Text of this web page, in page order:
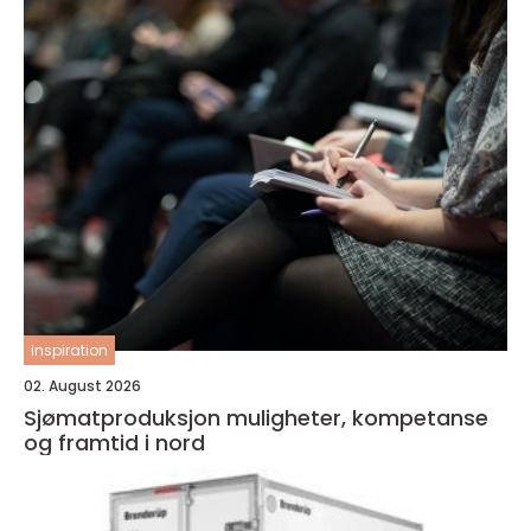
inspiration
02. August 2026
Sjømatproduksjon muligheter, kompetanse
og framtid i nord